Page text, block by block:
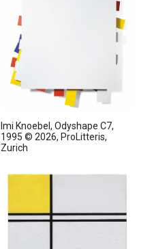
m
V
Imi Knoebel, Odyshape C7,
1995 © 2026, ProLitteris,
Zurich